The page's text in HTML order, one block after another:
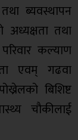
ब्यवस्थापन
तथा
कल्याण
एवम् गढवा
बिशिष्ट
चाैकीलाई